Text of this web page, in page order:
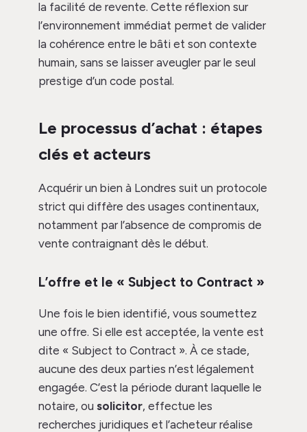
la facilité de revente. Cette réflexion sur
l’environnement immédiat permet de valider
la cohérence entre le bâti et son contexte
humain, sans se laisser aveugler par le seul
prestige d’un code postal.
Le processus d’achat : étapes
clés et acteurs
Acquérir un bien à Londres suit un protocole
strict qui diffère des usages continentaux,
notamment par l’absence de compromis de
vente contraignant dès le début.
L’offre et le « Subject to Contract »
Une fois le bien identifié, vous soumettez
une offre. Si elle est acceptée, la vente est
dite « Subject to Contract ». À ce stade,
aucune des deux parties n’est légalement
engagée. C’est la période durant laquelle le
notaire, ou solicitor, effectue les
recherches juridiques et l’acheteur réalise